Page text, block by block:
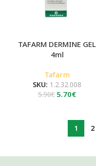
TAFARM DERMINE GEL
4ml
Tafarm
SKU: 1.2.32.008
5.90€ Original
5.90€.
5.70€Η
είναι:
5.70€.
1 2